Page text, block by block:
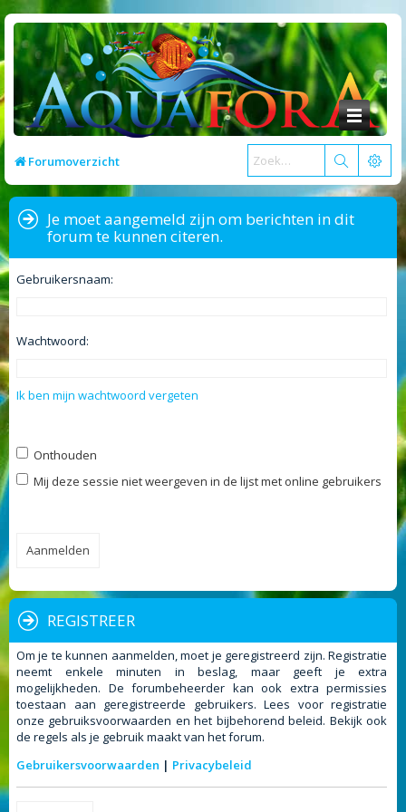
Forumoverzicht
Je moet aangemeld zijn om berichten in dit
forum te kunnen citeren.
Gebruikersnaam:
Wachtwoord:
Ik ben mijn wachtwoord vergeten
Onthouden
Mij deze sessie niet weergeven in de lijst met online gebruikers
REGISTREER
Om je te kunnen aanmelden, moet je geregistreerd zijn. Registratie
neemt enkele minuten in beslag, maar geeft je extra
mogelijkheden. De forumbeheerder kan ook extra permissies
toestaan aan geregistreerde gebruikers. Lees voor registratie
onze gebruiksvoorwaarden en het bijbehorend beleid. Bekijk ook
de regels als je gebruik maakt van het forum.
Gebruikersvoorwaarden | Privacybeleid